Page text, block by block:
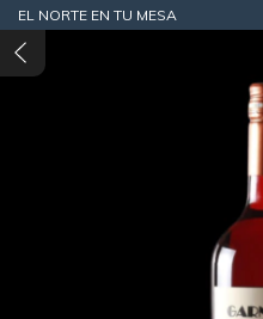
EL NORTE EN TU MESA